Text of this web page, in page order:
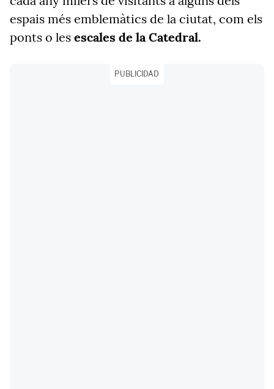
espais més emblemàtics de la ciutat, com els
ponts o les escales de la Catedral.
PUBLICIDAD